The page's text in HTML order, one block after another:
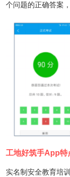
个问题的正确答案
工地好筑手App特
实名制安全教育培